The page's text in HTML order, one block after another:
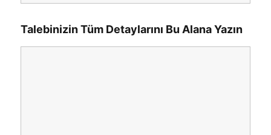
Talebinizin Tüm Detaylarını Bu Alana Yazın